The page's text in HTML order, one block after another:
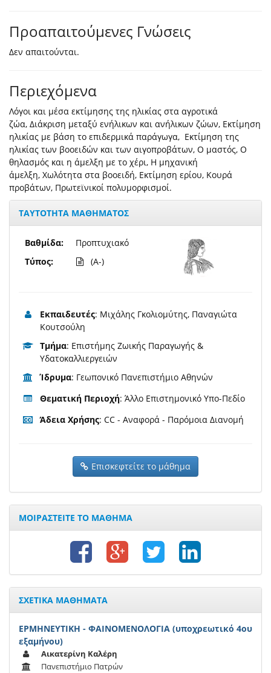
Προαπαιτούμενες Γνώσεις
Δεν απαιτούνται.
Περιεχόμενα
Λόγοι και μέσα εκτίμησης της ηλικίας στα αγροτικά
ζώα, Διάκριση μεταξύ ενήλικων και ανήλικων ζώων, Εκτίμηση
ηλικίας με βάση το επιδερμικά παράγωγα, Εκτίμηση της
ηλικίας των βοοειδών και των αιγοπροβάτων, Ο μαστός, Ο
θηλασμός και η άμελξη με το χέρι, Η μηχανική
άμελξη, Χωλότητα στα βοοειδή, Εκτίμηση ερίου, Κουρά
προβάτων, Πρωτεϊνικοί πολυμορφισμοί.
ΤΑΥΤΟΤΗΤΑ ΜΑΘΗΜΑΤΟΣ
Βαθμίδα:
Τύπος:
Προπτυχιακό
(A-)
Εκπαιδευτές: Μιχάλης Γκολιομύτης, Παναγιώτα
Κουτσούλη
Τμήμα: Επιστήμης Ζωικής Παραγωγής &
Υδατοκαλλιεργειών
Ίδρυμα: Γεωπονικό Πανεπιστήμιο Αθηνών
Θεματική Περιοχή: Άλλο Επιστημονικό Υπο-Πεδίο
Άδεια Χρήσης: CC - Αναφορά - Παρόμοια Διανομή
Επισκεφτείτε το μάθημα
ΜΟΙΡΑΣΤΕΙΤΕ ΤΟ ΜΑΘΗΜΑ
ΣΧΕΤΙΚΑ ΜΑΘΗΜΑΤΑ
ΕΡΜΗΝΕΥΤΙΚΗ - ΦΑΙΝΟΜΕΝΟΛΟΓΙΑ (υποχρεωτικό 4ου
εξαμήνου)
Αικατερίνη Καλέρη
Πανεπιστήμιο Πατρών